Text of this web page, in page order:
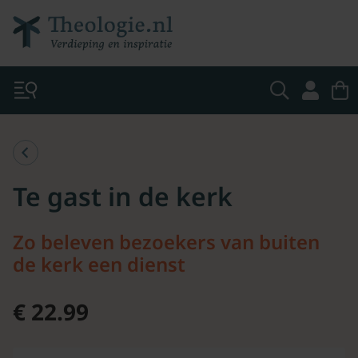
Te gast in de kerk
Zo beleven bezoekers van buiten
de kerk een dienst
€ 22.99